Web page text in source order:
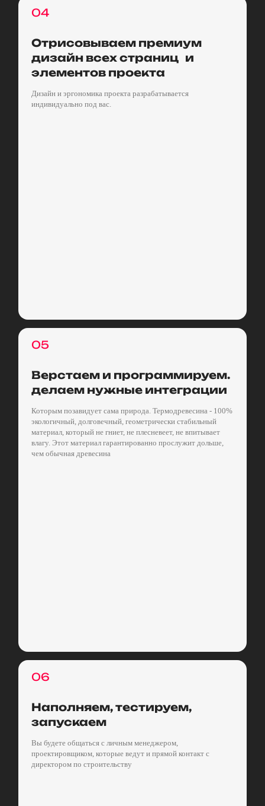
04
Отрисовываем премиум
дизайн всех страниц и
элементов проекта
Дизайн и эргономика проекта разрабатывается
индивидуально под вас.
05
Верстаем и программируем.
делаем нужные интеграции
Которым позавидует сама природа. Термодревесина - 100%
экологичный, долговечный, геометрически стабильный
материал, который не гниет, не плесневеет, не впитывает
влагу. Этот материал гарантированно прослужит дольше,
чем обычная древесина
06
Наполняем, тестируем,
запускаем
Вы будете общаться с личным менеджером,
проектировщиком, которые ведут и прямой контакт с
директором по строительству